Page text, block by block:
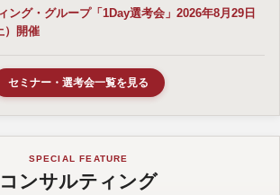
ング・グループ「1Day選考会」2026年8月29日
）開催
セミナー・選考会一覧を見る
SPECIAL FEATURE
コンサルティング